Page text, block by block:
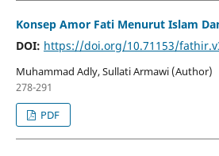
Konsep Amor Fati Menurut Islam
DOI: https://doi.org/10.71153/
Muhammad Adly, Sullati Armawi (Author)
278-291
PDF